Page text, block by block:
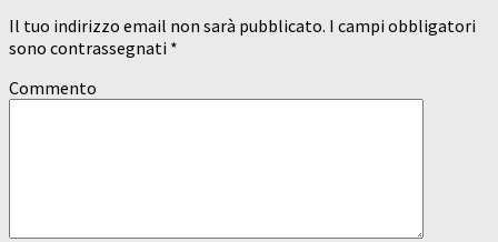
Il tuo indirizzo email non sarà pubblicato. I campi obbligatori
sono contrassegnati *
Commento